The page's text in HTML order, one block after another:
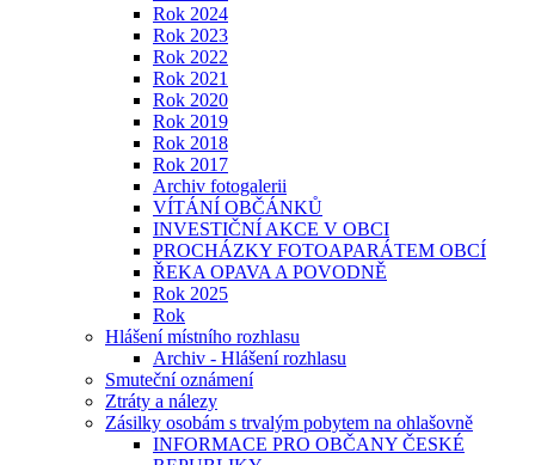
Rok 2024
Rok 2023
Rok 2022
Rok 2021
Rok 2020
Rok 2019
Rok 2018
Rok 2017
Archiv fotogalerii
VÍTÁNÍ OBČÁNKŮ
INVESTIČNÍ AKCE V OBCI
PROCHÁZKY FOTOAPARÁTEM OBCÍ
ŘEKA OPAVA A POVODNĚ
Rok 2025
Rok
Hlášení místního rozhlasu
Archiv - Hlášení rozhlasu
Smuteční oznámení
Ztráty a nálezy
Zásilky osobám s trvalým pobytem na ohlašovně
INFORMACE PRO OBČANY ČESKÉ